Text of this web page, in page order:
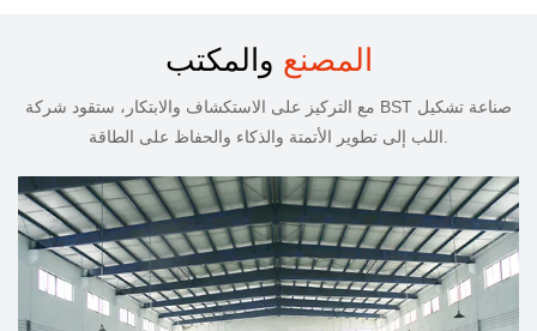
المصنع والمكتب
مع التركيز على الاستكشاف والابتكار، ستقود شركة BST صناعة تشكيل
اللب إلى تطوير الأتمتة والذكاء والحفاظ على الطاقة.